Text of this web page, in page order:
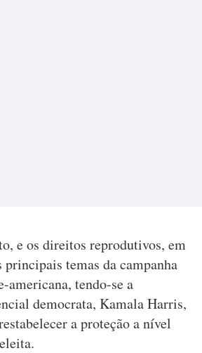
e os direitos reprodutivos, em
principais temas da campanha
americana, tendo-se a
democrata, Kamala Harris,
a proteção a nível